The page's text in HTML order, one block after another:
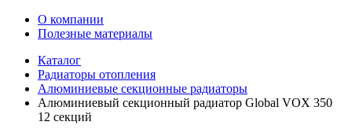
О компании
Полезные материалы
Каталог
Радиаторы отопления
Алюминиевые секционные радиаторы
Алюминиевый секционный радиатор Global VOX 350
12 секций